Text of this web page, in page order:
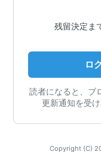
残留決定ま
ロ
読者になると、ブ
更新通知を受
Copyright (C)